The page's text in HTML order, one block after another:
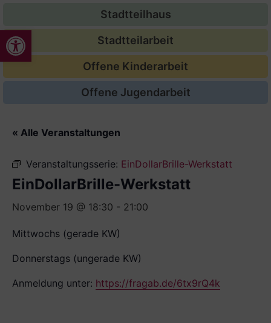
Werkzeugleiste öffnen
Stadtteilhaus
Stadtteilarbeit
Offene Kinderarbeit
Offene Jugendarbeit
« Alle Veranstaltungen
Veranstaltungsserie: EinDollarBrille-Werkstatt
EinDollarBrille-Werkstatt
November 19 @ 18:30 - 21:00
Mittwochs (gerade KW)
Donnerstags (ungerade KW)
Anmeldung unter: https://fragab.de/6tx9rQ4k